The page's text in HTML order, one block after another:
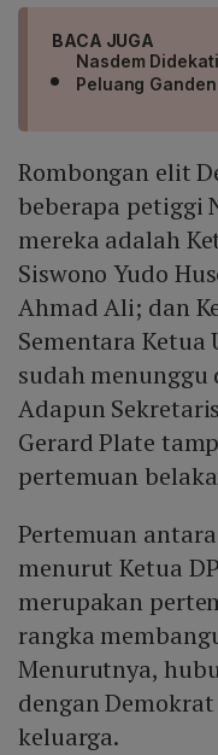
BACA JUGA
Nasdem
Peluang
Rombongan elit
beberapa petiggi
mereka adalah
Siswono Yudo
Ahmad Ali; dan
Sementara Ketua
sudah
Adapun
Gerard Plate
pertemuan
Pertemuan
menurut Ketua
merupakan
rangka
Menurutnya,
dengan
keluarga.